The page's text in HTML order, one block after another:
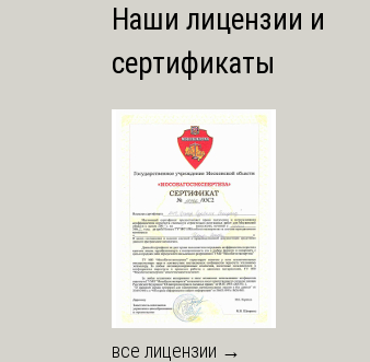
Наши лицензии и
сертификаты
все лицензии →